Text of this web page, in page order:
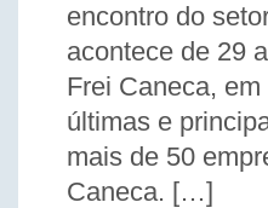
encontro do
acontece de 29
Frei Caneca,
últimas e
mais de 50
Caneca. […]